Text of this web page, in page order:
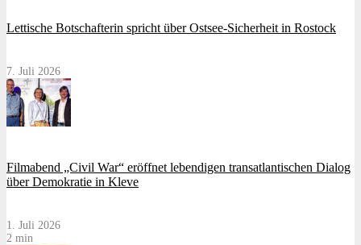
Lettische Botschafterin spricht über Ostsee-Sicherheit in Rostock
7. Juli 2026
Filmabend „Civil War“ eröffnet lebendigen transatlantischen Dialog
über Demokratie in Kleve
1. Juli 2026
2 min